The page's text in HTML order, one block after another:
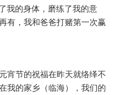
我的身体，磨练了我的意
有，我和爸爸打赌第一次赢
宵节的祝福在昨天就络绎不
的家乡（临海），我们的